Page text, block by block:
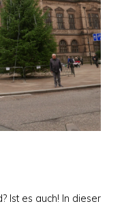
Ist es auch! In dieser